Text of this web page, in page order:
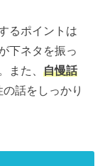
るポイントは
下ネタを振っ
また、自慢話
話をしっかり